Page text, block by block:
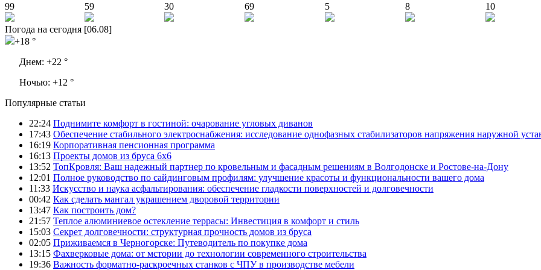
99
59 30 69 5 8 10
Погода на сегодня [06.08]
+18 °
Днем: +22 °
Ночью: +12 °
Популярные статьи
22:24 Поднимите комфорт в гостиной: очарование угловых диванов
17:43 Обеспечение стабильного электроснабжения: исследование однофазных стабилизаторов напряжения наружной
16:19 Корпоративная пенсионная программа
16:13 Проекты домов из бруса 6х6
13:52 ТопКровля: Ваш надежный партнер по кровельным и фасадным решениям в Волгодонске и Ростове-на-Дону
12:01 Полное руководство по сайдинговым профилям: улучшение красоты и функциональности вашего дома
11:33 Искусство и наука асфальтирования: обеспечение гладкости поверхностей и долговечности
00:42 Как сделать мангал украшением дворовой территории
13:47 Как построить дом?
21:57 Теплое алюминиевое остекление террасы: Инвестиция в комфорт и стиль
15:03 Секрет долговечности: структурная прочность домов из бруса
02:05 Приживаемся в Черногорске: Путеводитель по покупке дома
13:15 Фахверковые дома: от мстории до технологии современного строительства
19:36 Важность форматно-раскроечных станков с ЧПУ в производстве мебели